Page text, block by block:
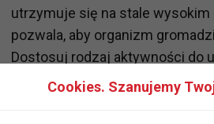
utrzymuje się na stale wysokim
pozwala, aby organizm
Dostosuj rodzaj aktywności do
dziecka, najlepiej wspólnie
dyscyplin. Na pewno
Cookies. Szanujemy